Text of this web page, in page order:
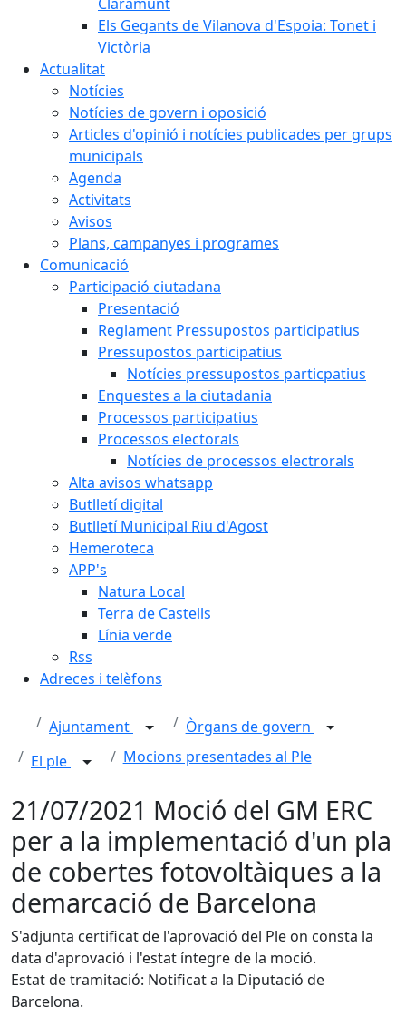
Els Gegants de Vilanova d'Espoia: Tonet i
Victòria
Actualitat
Notícies
Notícies de govern i oposició
Articles d'opinió i notícies publicades per grups
municipals
Agenda
Activitats
Avisos
Plans, campanyes i programes
Comunicació
Participació ciutadana
Presentació
Reglament Pressupostos participatius
Pressupostos participatius
Notícies pressupostos particpatius
Enquestes a la ciutadania
Processos participatius
Processos electorals
Notícies de processos electrorals
Alta avisos whatsapp
Butlletí digital
Butlletí Municipal Riu d'Agost
Hemeroteca
APP's
Natura Local
Terra de Castells
Línia verde
Rss
Adreces i telèfons
Ajuntament
Òrgans de govern
El ple
Mocions presentades al Ple
21/07/2021 Moció del GM ERC
per a la implementació d'un pla
de cobertes fotovoltàiques a la
demarcació de Barcelona
S'adjunta certificat de l'aprovació del Ple on consta la
data d'aprovació i l'estat íntegre de la moció.
Estat de tramitació: Notificat a la Diputació de
Barcelona.